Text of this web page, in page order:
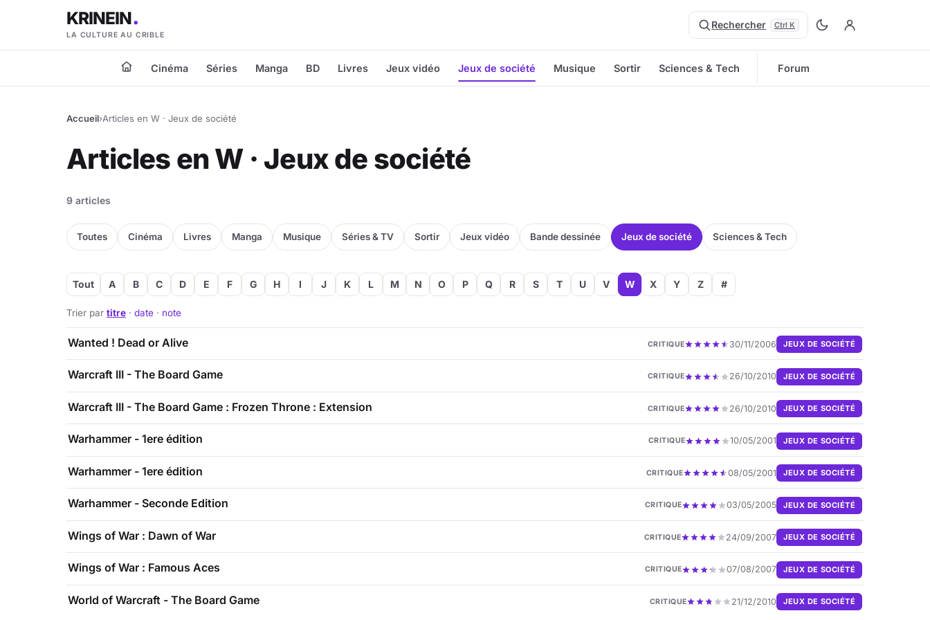
KRINEIN
LA CULTURE AU CRIBLE
Rechercher Ctrl K
Cinéma Séries Manga BD Livres Jeux vidéo Jeux de société Musique Sortir Sciences & Tech Forum
Accueil›Articles en W · Jeux de société
Articles en W · Jeux de société
9 articles
Toutes Cinéma Livres Manga Musique Séries & TV Sortir Jeux vidéo Bande dessinée Jeux de société Sciences & Tech
Tout A B C D E F G H I J K L M N O P Q R S T U V W X Y Z #
Trier par titre · date · note
Wanted ! Dead or Alive CRITIQUE 30/11/2006 JEUX DE SOCIÉTÉ
Warcraft III - The Board Game CRITIQUE 26/10/2010 JEUX DE SOCIÉTÉ
Warcraft III - The Board Game : Frozen Throne : Extension CRITIQUE 26/10/2010 JEUX DE SOCIÉTÉ
Warhammer - 1ere édition CRITIQUE 10/05/2001 JEUX DE SOCIÉTÉ
Warhammer - 1ere édition CRITIQUE 08/05/2001 JEUX DE SOCIÉTÉ
Warhammer - Seconde Edition CRITIQUE 03/05/2005 JEUX DE SOCIÉTÉ
Wings of War : Dawn of War CRITIQUE 24/09/2007 JEUX DE SOCIÉTÉ
Wings of War : Famous Aces CRITIQUE 07/08/2007 JEUX DE SOCIÉTÉ
World of Warcraft - The Board Game CRITIQUE 21/12/2010 JEUX DE SOCIÉTÉ